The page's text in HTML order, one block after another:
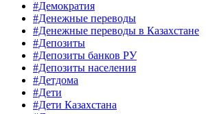
#Демократия
#Денежные переводы
#Денежные переводы в Казахстане
#Депозиты
#Депозиты банков РУ
#Депозиты населения
#Детдома
#Дети
#Дети Казахстана